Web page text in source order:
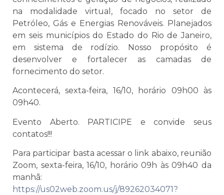
na modalidade virtual, focado no setor de
Petróleo, Gás e Energias Renováveis. Planejados
em seis municípios do Estado do Rio de Janeiro,
em sistema de rodízio. Nosso propósito é
desenvolver e fortalecer as camadas de
fornecimento do setor.
Acontecerá, sexta-feira, 16/10, horário 09h00 às
09h40.
Evento Aberto. PARTICIPE e convide seus
contatos!!!
Para participar basta acessar o link abaixo, reunião
Zoom, sexta-feira, 16/10, horário 09h às 09h40 da
manhã:
https://us02web.zoom.us/j/89262034071?